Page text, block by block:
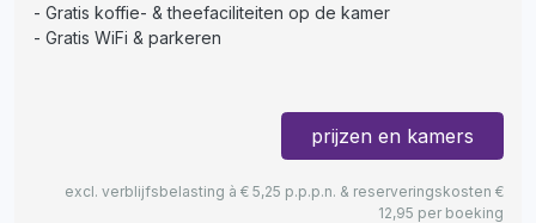
Gratis koffie- & theefaciliteiten op de kamer
Gratis WiFi & parkeren
prijzen en kamers
excl. verblijfsbelasting à € 5,25 p.p.p.n. & reserveringskosten €
12,95 per boeking